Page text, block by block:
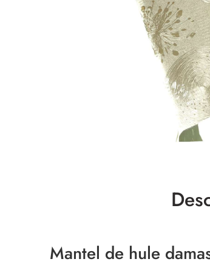
Mantel de hule